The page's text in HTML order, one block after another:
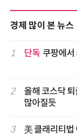
경제 많이 본 뉴스
1 단독 쿠팡에서
2
올해 코스닥
많아질듯
3 美 클래리티